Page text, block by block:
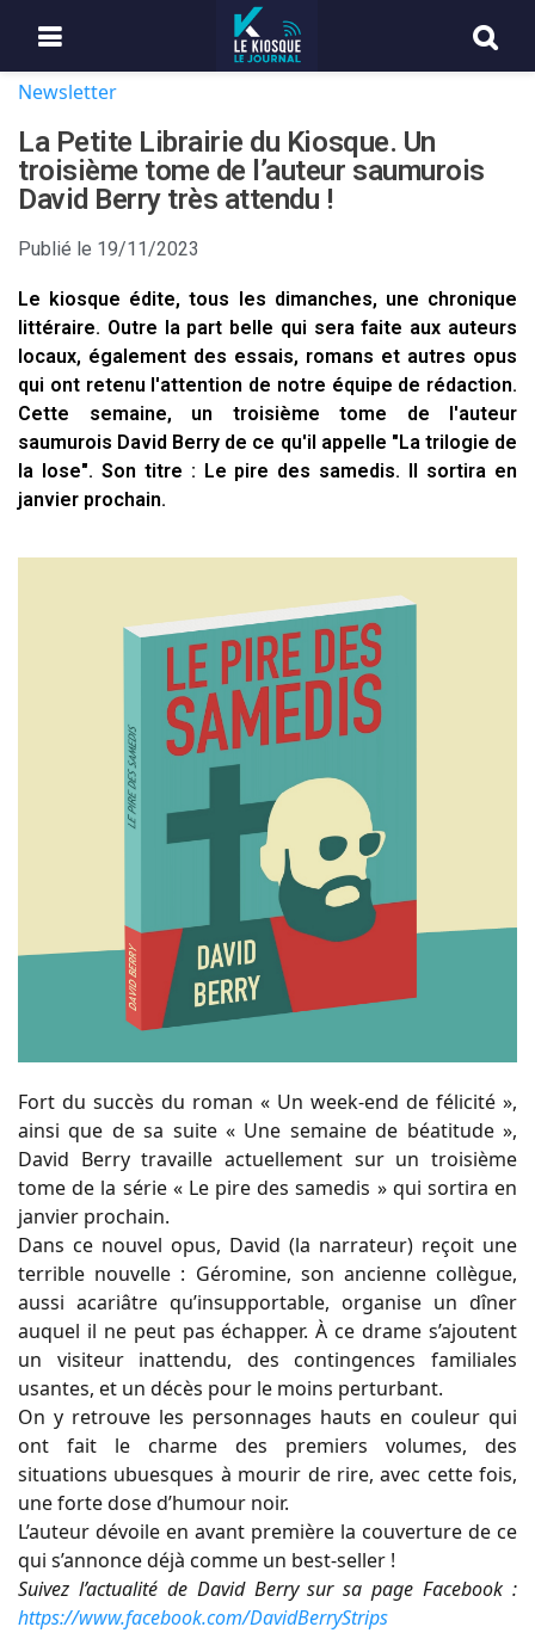
Newsletter
La Petite Librairie du Kiosque. Un
troisième tome de l’auteur saumurois
David Berry très attendu !
Publié le 19/11/2023
Le kiosque édite, tous les dimanches, une chronique
littéraire. Outre la part belle qui sera faite aux auteurs
locaux, également des essais, romans et autres opus
qui ont retenu l'attention de notre équipe de rédaction.
Cette semaine, un troisième tome de l'auteur
saumurois David Berry de ce qu'il appelle "La trilogie de
la lose". Son titre : Le pire des samedis. Il sortira en
janvier prochain.
Fort du succès du roman « Un week-end de félicité »,
ainsi que de sa suite « Une semaine de béatitude »,
David Berry travaille actuellement sur un troisième
tome de la série « Le pire des samedis » qui sortira en
janvier prochain.
Dans ce nouvel opus, David (la narrateur) reçoit une
terrible nouvelle : Géromine, son ancienne collègue,
aussi acariâtre qu’insupportable, organise un dîner
auquel il ne peut pas échapper. À ce drame s’ajoutent
un visiteur inattendu, des contingences familiales
usantes, et un décès pour le moins perturbant.
On y retrouve les personnages hauts en couleur qui
ont fait le charme des premiers volumes, des
situations ubuesques à mourir de rire, avec cette fois,
une forte dose d’humour noir.
L’auteur dévoile en avant première la couverture de ce
qui s’annonce déjà comme un best-seller !
Suivez l’actualité de David Berry sur sa page Facebook :
https://www.facebook.com/DavidBerryStrips